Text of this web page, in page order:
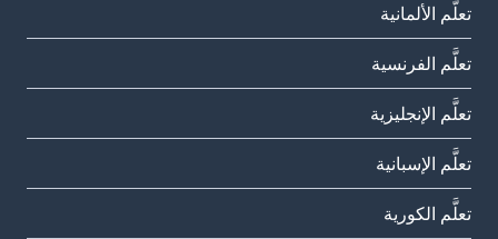
تعلَّم الألمانية
تعلَّم الفرنسية
تعلَّم الإنجليزية
تعلَّم الإسبانية
تعلَّم الكورية